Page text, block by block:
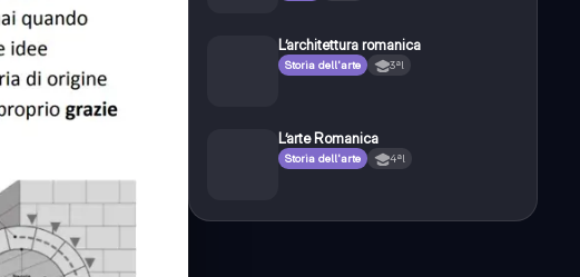
L’architettura romanica
Storia dell'arte 3ªl
L’arte Romanica
Storia dell'arte 4ªl